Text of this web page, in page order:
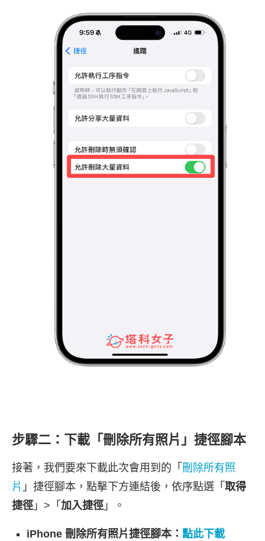
步驟二：下載「刪除所有照片」捷徑腳本
接著，我們要來下載此次會用到的「 刪除所有照
片 」捷徑腳本，點擊下方連結後，依序點選「 取得
捷徑 」>「 加入捷徑 」。
iPhone 刪除所有照片捷徑腳本： 點此下載